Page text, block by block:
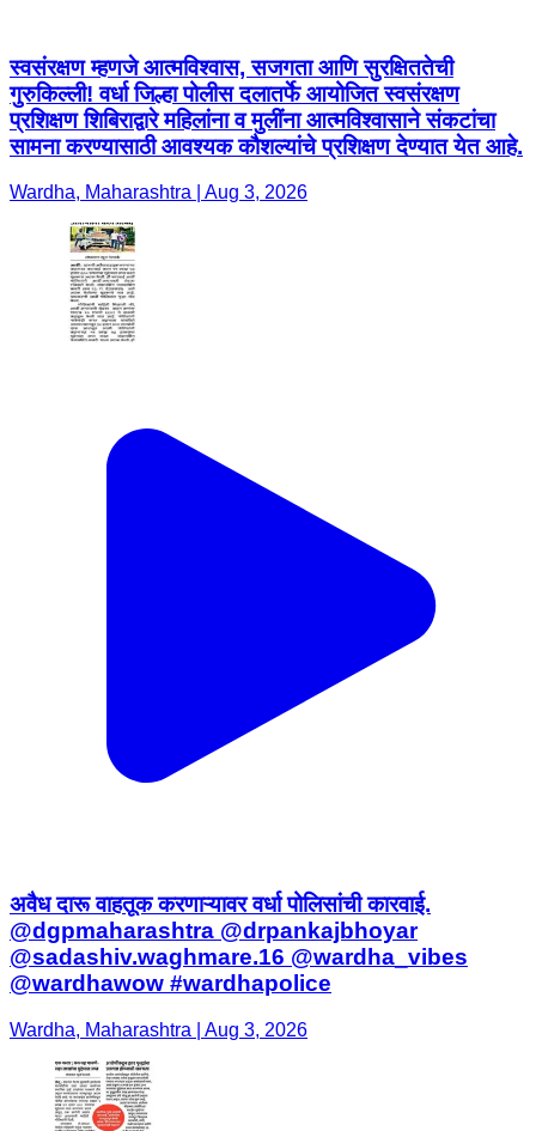
स्वसंरक्षण म्हणजे आत्मविश्वास, सजगता आणि सुरक्षिततेची
गुरुकिल्ली! वर्धा जिल्हा पोलीस दलातर्फे आयोजित स्वसंरक्षण
प्रशिक्षण शिबिराद्वारे महिलांना व मुलींना आत्मविश्वासाने संकटांचा
सामना करण्यासाठी आवश्यक कौशल्यांचे प्रशिक्षण देण्यात येत आहे.
Wardha, Maharashtra | Aug 3, 2026
अवैध दारू वाहतूक करणाऱ्यावर वर्धा पोलिसांची कारवाई.
@dgpmaharashtra @drpankajbhoyar
@sadashiv.waghmare.16 @wardha_vibes
@wardhawow #wardhapolice
Wardha, Maharashtra | Aug 3, 2026